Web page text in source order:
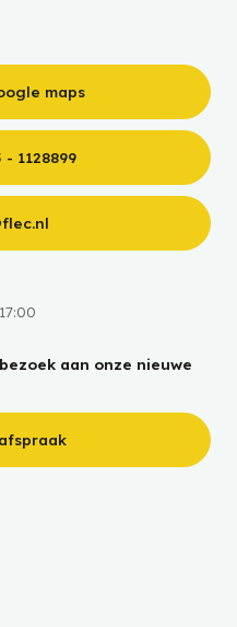
maps
- 1128899
aan onze nieuwe